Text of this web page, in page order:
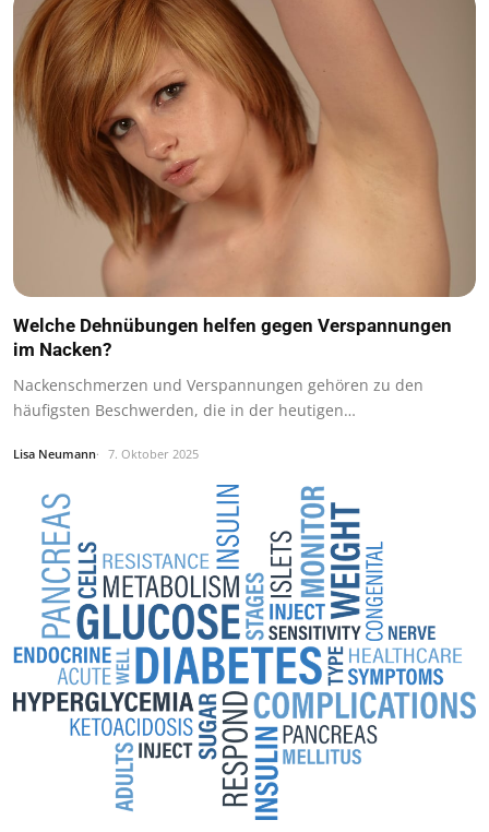
Welche Dehnübungen helfen gegen Verspannungen
im Nacken?
Nackenschmerzen und Verspannungen gehören zu den
häufigsten Beschwerden, die in der heutigen…
Lisa Neumann 7. Oktober 2025